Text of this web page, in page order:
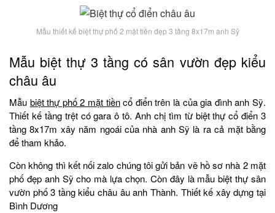
Mẫu thiết kế biệt thự phố 2 mặt tiền đẹp 3 tầng 8x17m anh Sỹ
Mẫu biệt thự 3 tầng có sân vườn đẹp kiểu
châu âu
Mẫu biệt thự phố 2 mặt tiềncổ điển trên là của gia đình anh Sỹ.
Thiết kế tầng trệt có gara ô tô. Anh chị tìm từ biệt thự cổ điển 3
tầng 8x17m xây năm ngoái của nhà anh Sỹ là ra cả mặt bằng
để tham khảo.
Còn không thì kết nối zalo chúng tôi gửi bản vẽ hồ sơ nhà 2 mặt
phố đẹp anh Sỹ cho mà lựa chọn. Còn đây là mẫu biệt thự sân
vườn phố 3 tầng kiểu châu âu anh Thành. Thiết kế xây dựng tại
Bình Dương